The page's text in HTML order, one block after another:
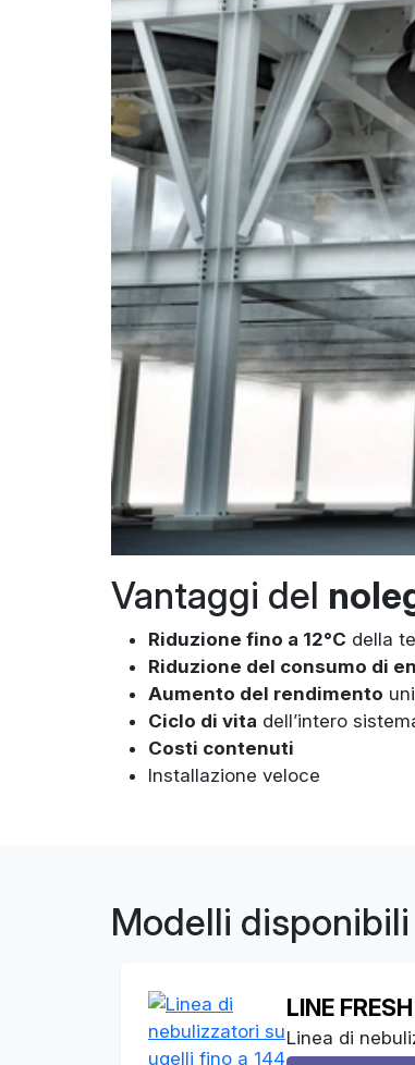
Vantaggi del
Riduzione fino a 12°C della
Riduzione del consumo di
Aumento del rendimento
Ciclo di vita dell’intero
Costi contenuti
Installazione veloce
Modelli disponibili
LINE FRESH
Linea di